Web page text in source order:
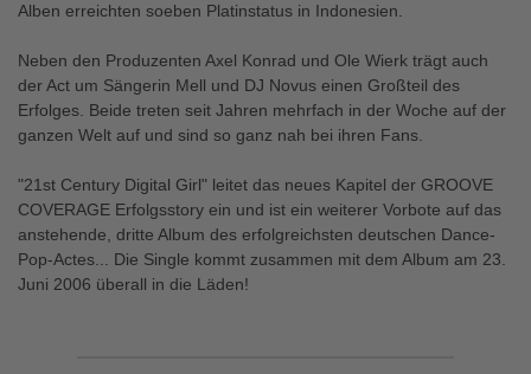
Alben erreichten soeben Platinstatus in Indonesien.
Neben den Produzenten Axel Konrad und Ole Wierk trägt auch
der Act um Sängerin Mell und DJ Novus einen Großteil des
Erfolges. Beide treten seit Jahren mehrfach in der Woche auf der
ganzen Welt auf und sind so ganz nah bei ihren Fans.
"21st Century Digital Girl" leitet das neues Kapitel der GROOVE
COVERAGE Erfolgsstory ein und ist ein weiterer Vorbote auf das
anstehende, dritte Album des erfolgreichsten deutschen Dance-
Pop-Actes... Die Single kommt zusammen mit dem Album am 23.
Juni 2006 überall in die Läden!